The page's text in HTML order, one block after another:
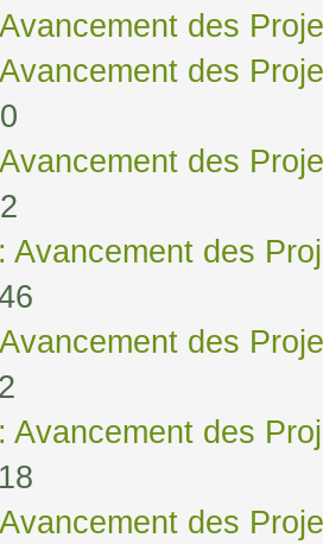
des
des
des
Avancement des
des
Avancement des
des